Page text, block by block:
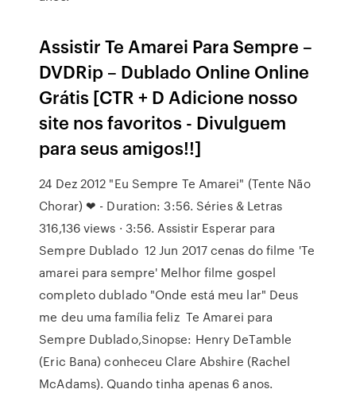
Assistir Te Amarei Para Sempre –
DVDRip – Dublado Online Online
Grátis [CTR + D Adicione nosso
site nos favoritos - Divulguem
para seus amigos!!]
24 Dez 2012 "Eu Sempre Te Amarei" (Tente Não
Chorar) ❤ - Duration: 3:56. Séries & Letras
316,136 views · 3:56. Assistir Esperar para
Sempre Dublado 12 Jun 2017 cenas do filme 'Te
amarei para sempre' Melhor filme gospel
completo dublado "Onde está meu lar" Deus
me deu uma família feliz Te Amarei para
Sempre Dublado,Sinopse: Henry DeTamble
(Eric Bana) conheceu Clare Abshire (Rachel
McAdams). Quando tinha apenas 6 anos.